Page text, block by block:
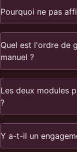
Pourquoi ne pas
Quel est l'ordre de
manuel ?
Les deux modules
?
Y a-t-il un